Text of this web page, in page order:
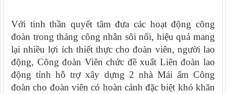
Với tinh thần quyết tâm đưa các hoạt động công
đoàn trong tháng công nhân sôi nổi, hiệu quả mang
lại nhiều lợi ích thiết thực cho đoàn viên, người lao
động, Công đoàn Viên chức đề xuất Liên đoàn lao
động tỉnh hỗ trợ xây dựng 2 nhà Mái ấm Công
đoàn cho đoàn viên có hoàn cảnh đặc biệt khó khăn